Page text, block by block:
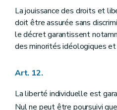
Art. 133
Sous-section II
Art. 134
Sous-section III
Art. 135
Art. 136
Art. 140
Chapitre V DE LA COUR D'ARBITRAGE,
La jouissance des droits et
doit être assurée sans
le décret garantissent
des minorités idéologiques
Art. 12.
La liberté individuelle est
Nul ne peut être poursuivi